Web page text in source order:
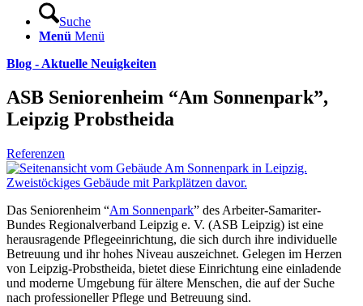
Suche
Menü Menü
Blog - Aktuelle Neuigkeiten
ASB Seniorenheim “Am Sonnenpark”,
Leipzig Probstheida
Referenzen
Das Seniorenheim “Am Sonnenpark” des Arbeiter-Samariter-
Bundes Regionalverband Leipzig e. V. (ASB Leipzig) ist eine
herausragende Pflegeeinrichtung, die sich durch ihre individuelle
Betreuung und ihr hohes Niveau auszeichnet. Gelegen im Herzen
von Leipzig-Probstheida, bietet diese Einrichtung eine einladende
und moderne Umgebung für ältere Menschen, die auf der Suche
nach professioneller Pflege und Betreuung sind.